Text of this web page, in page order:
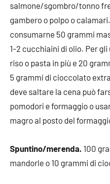
salmone/sgombro/tonno
gambero o polpo o
consumarne 50 grammi
1-2 cucchiaini di olio. Per
riso o pasta in più e 20
5 grammi di cioccolato
deve saltare la cena può
pomodori e formaggio o
magro al posto del
Spuntino/merenda. 100
mandorle o 10 grammi di